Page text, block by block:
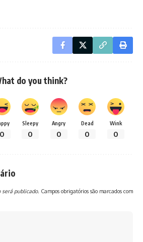
do you think?
0
Sleepy
0
Angry
0
Dead
0
Wink
0
será publicado. Campos obrigatórios são marcados com